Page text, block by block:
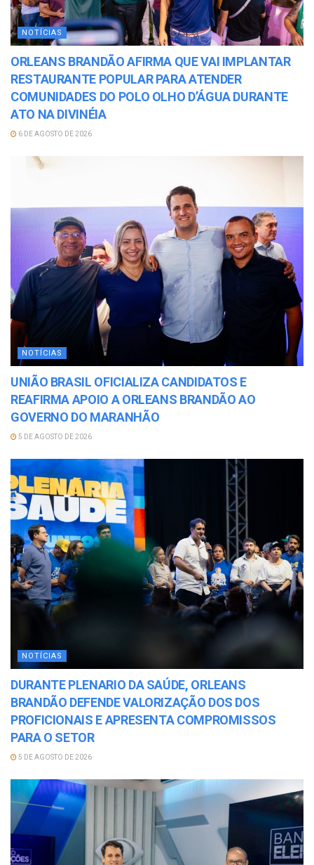
NOTÍCIAS
ORLEANS BRANDÃO AFIRMA QUE VAI IMPLANTAR
RESTAURANTE POPULAR PARA ATENDER
COMUNIDADES DO POLO OLHO D’ÁGUA DURANTE
ATO NA DIVINÉIA
6 DE AGOSTO DE 2026
NOTÍCIAS
UNIÃO BRASIL OFICIALIZA CANDIDATOS E
REAFIRMA APOIO A ORLEANS BRANDÃO AO
GOVERNO DO MARANHÃO
5 DE AGOSTO DE 2026
NOTÍCIAS
DURANTE PLENARIO DA SAÚDE, ORLEANS
BRANDÃO DEFENDE VALORIZAÇÃO DOS DOS
PROFICIONAIS E APRESENTA COMPROMISSOS
PARA O SETOR
5 DE AGOSTO DE 2026